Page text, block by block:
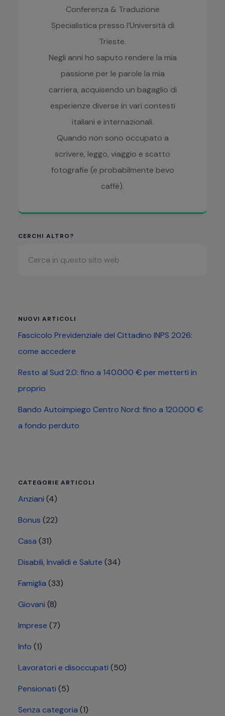
Conferenza & Traduzione
Specialistica presso l’Università di
Trieste.
Negli anni ho saputo rendere la mia
passione per le parole la mia
carriera, acquisendo un bagaglio di
esperienze diverse in vari contesti
italiani e internazionali.
Quando non sono occupato a
scrivere, leggo, viaggio e scatto
fotografie (e probabilmente bevo
caffè).
Barra
laterale
CERCHI ALTRO?
web
NUOVI ARTICOLI
Fascicolo Previdenziale del Cittadino INPS 2026:
come accedere
Resto al Sud 2.0: fino a 140.000 € per metterti in
proprio
Bando Autoimpiego Centro Nord: fino a 120.000 €
a fondo perduto
CATEGORIE ARTICOLI
Anziani (4)
Bonus (22)
Casa (31)
Disabili, Invalidi e Salute (34)
Famiglia (33)
Giovani (8)
Imprese (7)
Info (1)
Lavoratori e disoccupati (50)
Pensionati (5)
Senza categoria (1)